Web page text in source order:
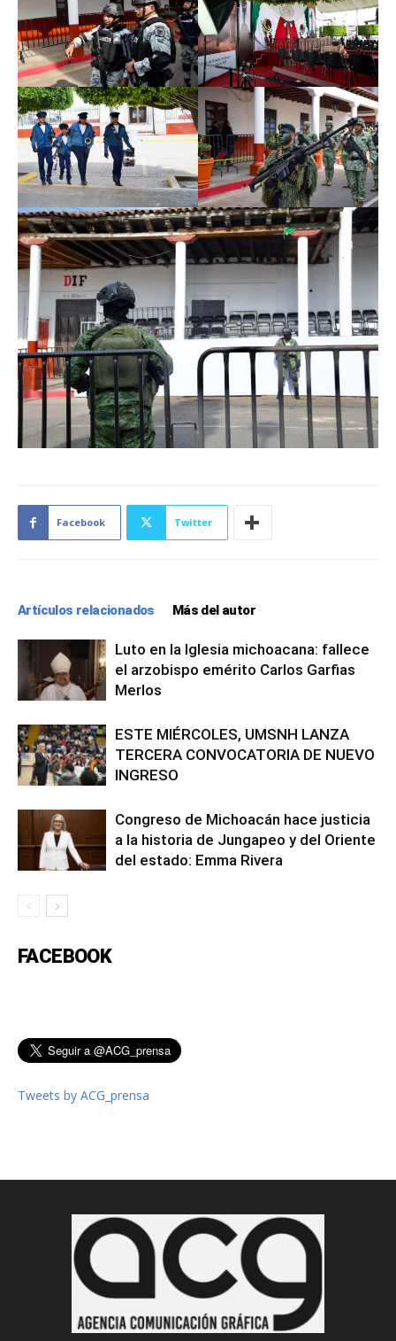
Facebook Twitter
Artículos relacionados Más del autor
Luto en la Iglesia michoacana: fallece
el arzobispo emérito Carlos Garfias
Merlos
ESTE MIÉRCOLES, UMSNH LANZA
TERCERA CONVOCATORIA DE NUEVO
INGRESO
Congreso de Michoacán hace justicia
a la historia de Jungapeo y del Oriente
del estado: Emma Rivera
FACEBOOK
Tweets by ACG_prensa